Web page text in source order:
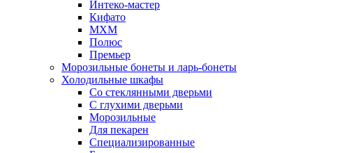
Интеко-мастер
Кифато
МХМ
Полюс
Премьер
Морозильные бонеты и ларь-бонеты
Холодильные шкафы
Со стеклянными дверьми
С глухими дверьми
Морозильные
Для пекарен
Специализированные